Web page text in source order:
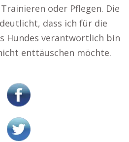
oder Pflegen. Die
dass ich für die
Hundes verantwortlich bin
enttäuschen möchte.